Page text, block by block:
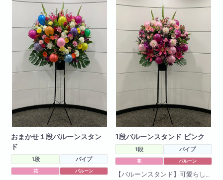
おまかせ１段バルーンスタン
ド
1段 パイプ
花 バルーン
1段バルーンスタンド ピンク
1段 パイプ
花 バルーン
【バルーンスタンド】可愛らし